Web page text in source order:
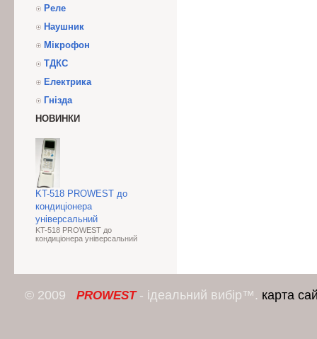
Реле
Наушник
Мікрофон
ТДКС
Електрика
Гнізда
НОВИНКИ
KT-518 PROWEST до
кондиціонера
універсальний
KT-518 PROWEST до
кондиціонера універсальний
© 2009 PROWEST- ідеальний вибір™. карта